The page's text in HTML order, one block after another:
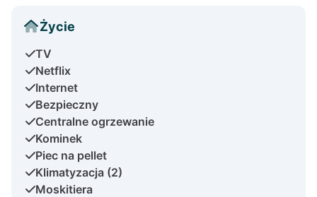
Życie
TV
Netflix
Internet
Bezpieczny
Centralne ogrzewanie
Kominek
Piec na pellet
Klimatyzacja (2)
Moskitiera